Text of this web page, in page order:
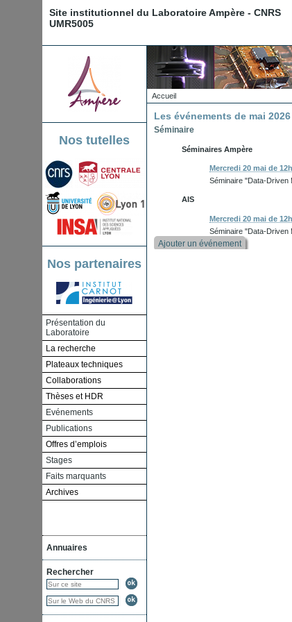
Site institutionnel du Laboratoire Ampère - CNRS
UMR5005
Nos tutelles
Nos partenaires
Présentation du
Laboratoire
La recherche
Plateaux techniques
Collaborations
Thèses et HDR
Evénements
Publications
Offres d’emplois
Stages
Faits marquants
Archives
Annuaires
Rechercher
Accueil
Les événements de mai 2026
Séminaire
Séminaires Ampère
Mercredi 20 mai de
Séminaire "Data-Driven
AIS
Mercredi 20 mai de
Séminaire "Data-Driven
Ajouter un événement